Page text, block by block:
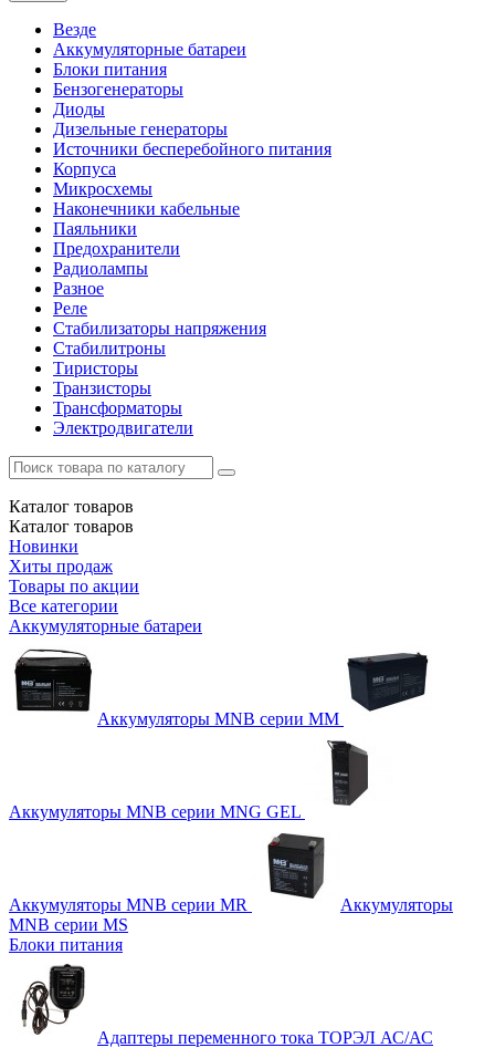
Везде
Аккумуляторные батареи
Блоки питания
Бензогенераторы
Диоды
Дизельные генераторы
Источники бесперебойного питания
Корпуса
Микросхемы
Наконечники кабельные
Паяльники
Предохранители
Радиолампы
Разное
Реле
Стабилизаторы напряжения
Стабилитроны
Тиристоры
Транзисторы
Трансформаторы
Электродвигатели
Каталог товаров
Каталог товаров
Новинки
Хиты продаж
Товары по акции
Все категории
Аккумуляторные батареи
Аккумуляторы MNB серии MM
Аккумуляторы MNB серии MNG GEL
Аккумуляторы MNB серии MR
Аккумуляторы
MNB серии MS
Блоки питания
Адаптеры переменного тока ТОРЭЛ АС/АС